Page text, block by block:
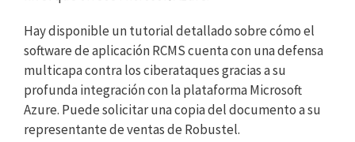
Hay disponible un tutorial detallado sobre cómo el
software de aplicación RCMS cuenta con una defensa
multicapa contra los ciberataques gracias a su
profunda integración con la plataforma Microsoft
Azure. Puede solicitar una copia del documento a su
representante de ventas de Robustel.